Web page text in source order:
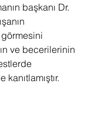
başkanı Dr.
ve becerilerinin